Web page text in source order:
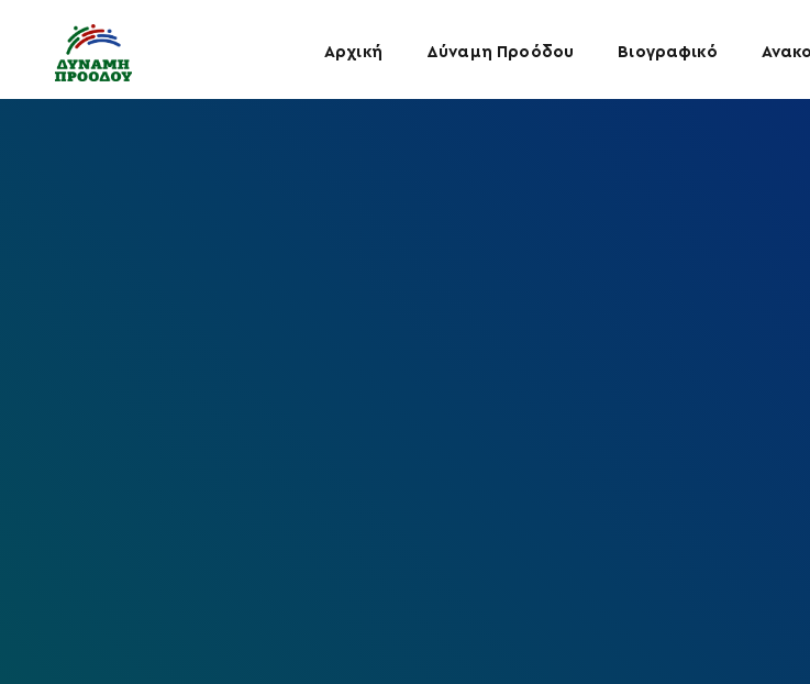
Αρχική Δύναμη Προόδου Βιογραφικό